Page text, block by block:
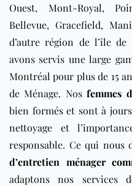
Ouest, Mont-Royal,
Bellevue, Gracefield,
d’autre région de l’île
avons servis une large
Montréal pour plus de 15
de Ménage. Nosfemmes
bien formés et sont à
nettoyage et
responsable. Ce qui nous
d’entretien ménager
adaptons nos services